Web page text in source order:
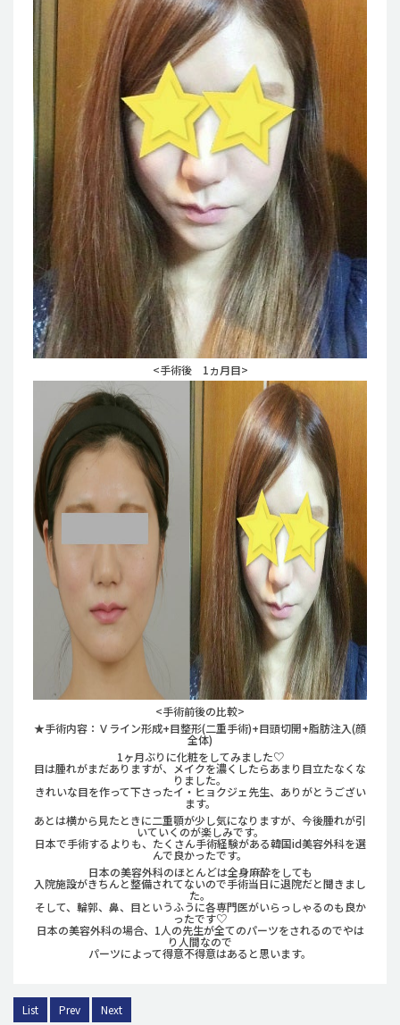
<手術後 1ヵ月目>
<手術前後の比較>
★手術内容：Ｖライン形成+目整形(二重手術)+目頭切開+脂肪注入(顔
全体)
1ヶ月ぶりに化粧をしてみました♡
目は腫れがまだありますが、メイクを濃くしたらあまり目立たなくな
りました。
きれいな目を作って下さったイ・ヒョクジェ先生、ありがとうござい
ます。
あとは横から見たときに二重顎が少し気になりますが、今後腫れが引
いていくのが楽しみです。
日本で手術するよりも、たくさん手術経験がある韓国id美容外科を選
んで良かったです。
日本の美容外科のほとんどは全身麻酔をしても
入院施設がきちんと整備されてないので手術当日に退院だと聞きまし
た。
そして、輪郭、鼻、目というふうに各専門医がいらっしゃるのも良か
ったです♡
日本の美容外科の場合、1人の先生が全てのパーツをされるのでやは
り人間なので
パーツによって得意不得意はあると思います。
List Prev Next